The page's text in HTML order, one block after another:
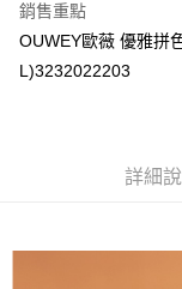
相關說明
【大哥付你分期使用說
1.本服務由台灣大哥大
4.訂單成立30分鐘內，
AFTEE先享後付
１．簡單：不需註冊
銷售重點
OUWEY歐薇 優雅拼
L)3232022203
詳細